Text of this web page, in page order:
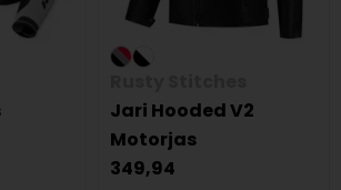
Jari Hooded V2
Motorjas
349,94